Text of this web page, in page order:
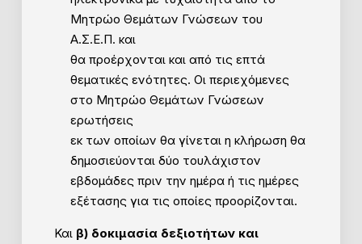
Μητρώο Θεμάτων Γνώσεων του
Α.Σ.Ε.Π. και
θα προέρχονται και από τις επτά
θεματικές ενότητες. Οι περιεχόμενες
στο Μητρώο Θεμάτων Γνώσεων
ερωτήσεις
εκ των οποίων θα γίνεται η κλήρωση θα
δημοσιεύονται δύο τουλάχιστον
εβδομάδες πριν την ημέρα ή τις ημέρες
εξέτασης για τις οποίες προορίζονται.
Και β) δοκιμασία δεξιοτήτων και